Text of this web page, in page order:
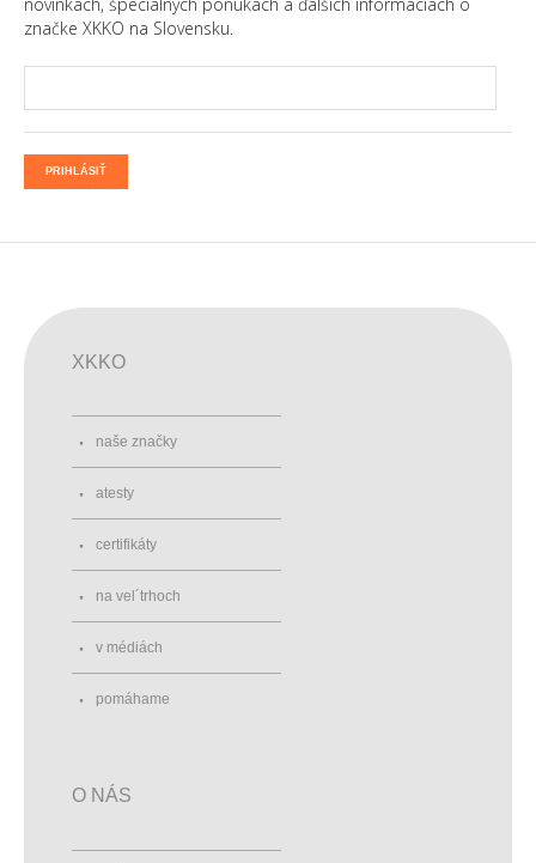
značke XKKO na Slovensku.
PRIHLÁSIŤ
XKKO
naše značky
atesty
certifikáty
na vel´trhoch
v médiách
pomáhame
O NÁS